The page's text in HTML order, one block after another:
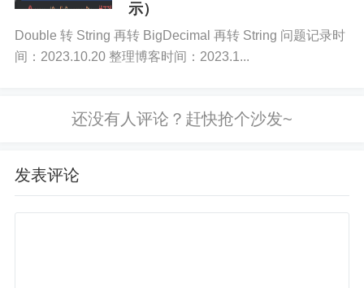
示）
Double 转 String 再转 BigDecimal 再转 String 问题记录时
间：2023.10.20 整理博客时间：2023.1...
发表评论